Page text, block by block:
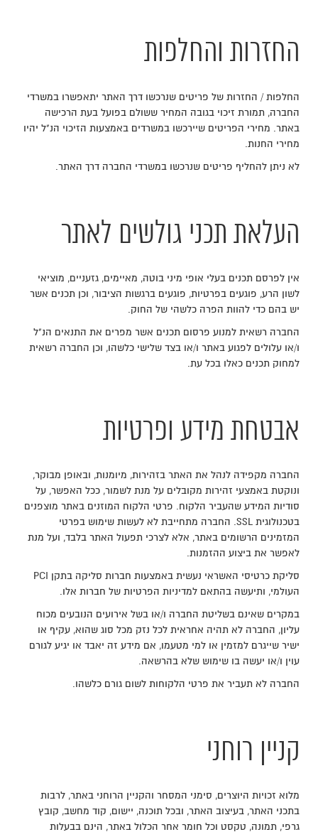
החזרות והחלפות
החלפות / החזרות של פריטים שנרכשו דרך האתר יתאפשרו במשרדי
החברה, תמורת זיכוי בגובה המחיר ששולם בפועל בעת הרכישה
באתר. מחירי הפריטים שיירכשו במשרדים באמצעות הזיכוי הנ"ל יהיו
מחירי החנות.
לא ניתן להחליף פריטים שנרכשו במשרדי החברה דרך האתר.
העלאת תכני גולשים לאתר
אין לפרסם תכנים בעלי אופי מיני בוטה, מאיימים, גזעניים, מוציאי
לשון הרע, פוגעים בפרטיות, פוגעים ברגשות הציבור, וכן תכנים אשר
יש בהם כדי להוות הפרה כלשהי של החוק.
החברה רשאית למנוע פרסום תכנים אשר מפרים את התנאים הנ"ל
ו/או עלולים לפגוע באתר ו/או בצד שלישי כלשהו, וכן החברה רשאית
למחוק תכנים כאלו בכל עת.
אבטחת מידע ופרטיות
החברה מקפידה לנהל את האתר בזהירות, מיומנות, ובאופן מבוקר,
ונוקטת באמצעי זהירות מקובלים על מנת לשמור, ככל האפשר, על
סודיות המידע שהעביר הלקוח. פרטי הלקוח המוזנים באתר מוצפנים
בטכנולוגית SSL. החברה מתחייבת לא לעשות שימוש בפרטי
המזמינים הרשומים באתר, אלא לצרכי תפעול האתר בלבד, ועל מנת
לאפשר את ביצוע ההזמנות.
סליקת כרטיסי האשראי נעשית באמצעות חברות סליקה בתקן PCI
העולמי, ותיעשה בהתאם למדיניות הפרטיות של חברות אלו.
במקרים שאינם בשליטת החברה ו/או בשל אירועים הנובעים מכוח
עליון, החברה לא תהיה אחראית לכל נזק מכל סוג שהוא, עקיף או
ישיר שייגרם למזמין או למי מטעמו, אם מידע זה יאבד או יגיע לגורם
עוין ו/או יעשה בו שימוש שלא בהרשאה.
החברה לא תעביר את פרטי הלקוחות לשום גורם כלשהו.
קניין רוחני
מלוא זכויות היוצרים, סימני המסחר והקניין הרוחני באתר, לרבות
בתכני האתר, בעיצוב האתר, ובכל תוכנה, יישום, קוד מחשב, קובץ
גרפי, תמונה, טקסט וכל חומר אחר הכלול באתר, הינם בבעלות